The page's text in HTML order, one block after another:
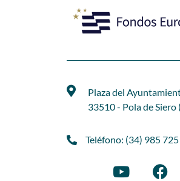
Plaza del
33510 - Pola de Siero
Teléfono: (34) 985